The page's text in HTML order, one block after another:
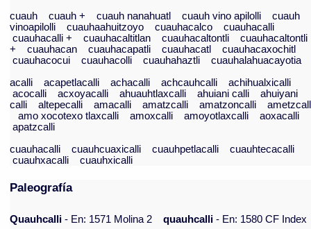
cuauh cuauh + cuauh nanahuatl cuauh vino apilolli
cuauh
vinoapilolli
cuauhaahuitzoyo cuauhacalco
cuauhacalli
cuauhacalli +
cuauhacaltitlan cuauhacaltontli
cuauhacaltontli
+
cuauhacan cuauhacapatli cuauhacatl
cuauhacaxochitl
cuauhacocui
cuauhacolli cuauhahaztli
cuauhalahuacayotia
acalli
acapetlacalli achacalli achcauhcalli
achihualxicalli
acocalli
acxoyacalli ahuauhtlaxcalli ahuiani calli
ahuiyani
calli
altepecalli amacalli amatzcalli amatzoncalli
amo xocotexo tlaxcalli
amoxcalli amoyotlaxcalli
aoxacalli
apatzcalli
cuauhacalli
cuauhcuaxicalli cuauhpetlacalli
cuauhtecacalli
cuauhxacalli
cuauhxicalli
Paleografía
Quauhcalli - En: 1571 Molina 2 quauhcalli - En: 1580 CF Index